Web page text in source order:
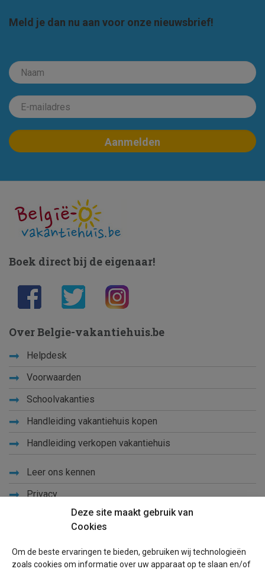
Meld je dan nu aan voor onze nieuwsbrief!
Deze site maakt gebruik van
Cookies
Om de beste ervaringen te bieden, gebruiken wij technologieën
zoals cookies om informatie over uw apparaat op te slaan en/of
Boek direct bij de eigenaar!
Over Belgie-vakantiehuis.be
Helpdesk
Voorwaarden
Schoolvakanties
Handleiding vakantiehuis kopen
Handleiding verkopen vakantiehuis
Leer ons kennen
Privacy
Blog